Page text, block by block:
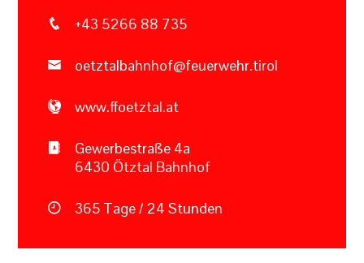
+43 5266 88 735
oetztalbahnhof@feuerwehr.tirol
www.ffoetztal.at
Gewerbestraße 4a
6430 Ötztal Bahnhof
365 Tage / 24 Stunden